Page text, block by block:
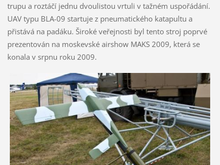
trupu a roztáčí jednu dvoulistou vrtuli v tažném uspořádání.
UAV typu BLA-09 startuje z pneumatického katapultu a
přistává na padáku. Široké veřejnosti byl tento stroj poprvé
prezentován na moskevské airshow MAKS 2009, která se
konala v srpnu roku 2009.